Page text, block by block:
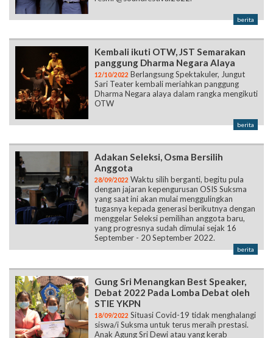
panggung Dharma Negara Alaya
Sari Teater kembali meriahkan panggung
Dharma Negara alaya dalam rangka mengikuti
OTW
berita
Anggota
dengan jajaran kepengurusan OSIS Suksma
yang saat ini akan mulai menggulingkan
tugasnya kepada generasi berikutnya dengan
menggelar Seleksi pemilihan anggota baru,
yang progresnya sudah dimulai sejak 16
September - 20 September 2022.
berita
Gung Sri Menangkan Best Speaker,
Debat 2022 Pada Lomba Debat oleh
siswa/i Suksma untuk terus meraih prestasi.
Anak Agung Sri Dewi atau yang kerab
dipanggil Gung Sri berhasil gaet Best Speaker
pada perlombaan debat online di Sekolah
Tinggi Ilmu Ekonomi Yayasan Keluarga
Pahlawan Negara (STIE YKPN) Yogyakarta.